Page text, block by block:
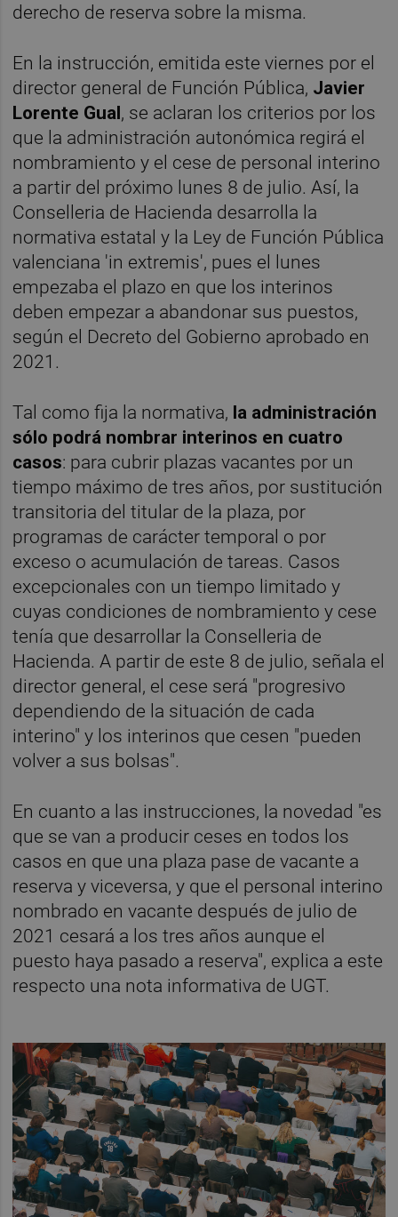
derecho de reserva sobre la misma.
En la instrucción, emitida este viernes por el
director general de Función Pública, Javier
Lorente Gual, se aclaran los criterios por los
que la administración autonómica regirá el
nombramiento y el cese de personal interino
a partir del próximo lunes 8 de julio. Así, la
Conselleria de Hacienda desarrolla la
normativa estatal y la Ley de Función Pública
valenciana 'in extremis', pues el lunes
empezaba el plazo en que los interinos
deben empezar a abandonar sus puestos,
según el Decreto del Gobierno aprobado en
2021.
Tal como fija la normativa, la administración
sólo podrá nombrar interinos en cuatro
casos: para cubrir plazas vacantes por un
tiempo máximo de tres años, por sustitución
transitoria del titular de la plaza, por
programas de carácter temporal o por
exceso o acumulación de tareas. Casos
excepcionales con un tiempo limitado y
cuyas condiciones de nombramiento y cese
tenía que desarrollar la Conselleria de
Hacienda. A partir de este 8 de julio, señala el
director general, el cese será "progresivo
dependiendo de la situación de cada
interino" y los interinos que cesen "pueden
volver a sus bolsas".
En cuanto a las instrucciones, la novedad "es
que se van a producir ceses en todos los
casos en que una plaza pase de vacante a
reserva y viceversa, y que el personal interino
nombrado en vacante después de julio de
2021 cesará a los tres años aunque el
puesto haya pasado a reserva", explica a este
respecto una nota informativa de UGT.